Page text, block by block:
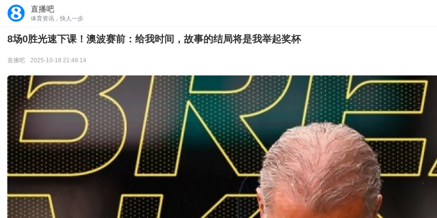
直播吧
体育资讯，快人一步
8场0胜光速下课！澳波赛前：给我时间，故事的结局将是我举起奖杯
直播吧 2025-10-18 21:48:14